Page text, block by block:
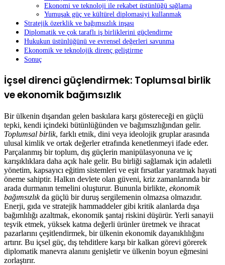
Ekonomi ve teknoloji ile rekabet üstünlüğü sağlama
Yumuşak güç ve kültürel diplomasiyi kullanmak
Stratejik özerklik ve bağımsızlık inşası
Diplomatik ve çok taraflı iş birliklerini güçlendirme
Hukukun üstünlüğünü ve evrensel değerleri savunma
Ekonomik ve teknolojik direnç geliştirme
Sonuç
İçsel direnci güçlendirmek: Toplumsal birlik
ve ekonomik bağımsızlık
Bir ülkenin dışarıdan gelen baskılara karşı göstereceği en güçlü
tepki, kendi içindeki bütünlüğünden ve bağımsızlığından gelir.
Toplumsal birlik, farklı etnik, dini veya ideolojik gruplar arasında
ulusal kimlik ve ortak değerler etrafında kenetlenmeyi ifade eder.
Parçalanmış bir toplum, dış güçlerin manipülasyonuna ve iç
karışıklıklara daha açık hale gelir. Bu birliği sağlamak için adaletli
yönetim, kapsayıcı eğitim sistemleri ve eşit fırsatlar yaratmak hayati
öneme sahiptir. Halkın devlete olan güveni, kriz zamanlarında bir
arada durmanın temelini oluşturur. Bununla birlikte, ekonomik
bağımsızlıkda güçlü bir duruş sergilemenin olmazsa olmazıdır.
Enerji, gıda ve stratejik hammaddeler gibi kritik alanlarda dışa
bağımlılığı azaltmak, ekonomik şantaj riskini düşürür. Yerli sanayii
teşvik etmek, yüksek katma değerli ürünler üretmek ve ihracat
pazarlarını çeşitlendirmek, bir ülkenin ekonomik dayanıklılığını
artırır. Bu içsel güç, dış tehditlere karşı bir kalkan görevi görerek
diplomatik manevra alanını genişletir ve ülkenin boyun eğmesini
zorlaştırır.